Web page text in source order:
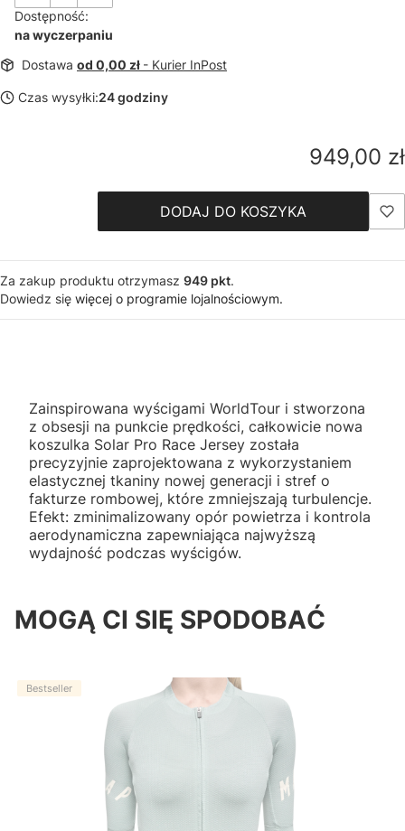
Dostępność:
na wyczerpaniu
Dostawa od 0,00 zł - Kurier InPost
Czas wysyłki:24 godziny
Cena
949,00 zł
DODAJ DO KOSZYKA
Za zakup produktu otrzymasz 949 pkt.
Dowiedz się więcej o programie lojalnościowym.
Zainspirowana wyścigami WorldTour i stworzona
z obsesji na punkcie prędkości, całkowicie nowa
koszulka Solar Pro Race Jersey została
precyzyjnie zaprojektowana z wykorzystaniem
elastycznej tkaniny nowej generacji i stref o
fakturze rombowej, które zmniejszają turbulencje.
Efekt: zminimalizowany opór powietrza i kontrola
aerodynamiczna zapewniająca najwyższą
wydajność podczas wyścigów.
MOGĄ CI SIĘ SPODOBAĆ
Bestseller